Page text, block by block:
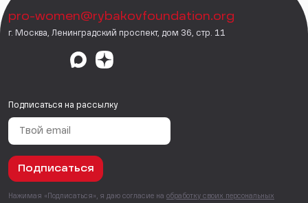
pro-women@rybakovfoundation.org
г. Москва, Ленинградский проспект, дом 36, стр. 11
Подписаться на рассылку
Подписаться
Нажимая «Подписаться», я даю согласие на обработку своих персональных